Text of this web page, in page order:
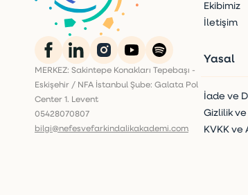
MERKEZ: Sakintepe Konakları Tepebaşı -
Eskişehir / NFA İstanbul Şube: Galata Pol
Center 1. Levent
05428070807
bilgi@nefesvefarkindalikakademi.com
Ekibimiz
İletişim
Yasal
İade ve
Gizlilik
KVKK ve